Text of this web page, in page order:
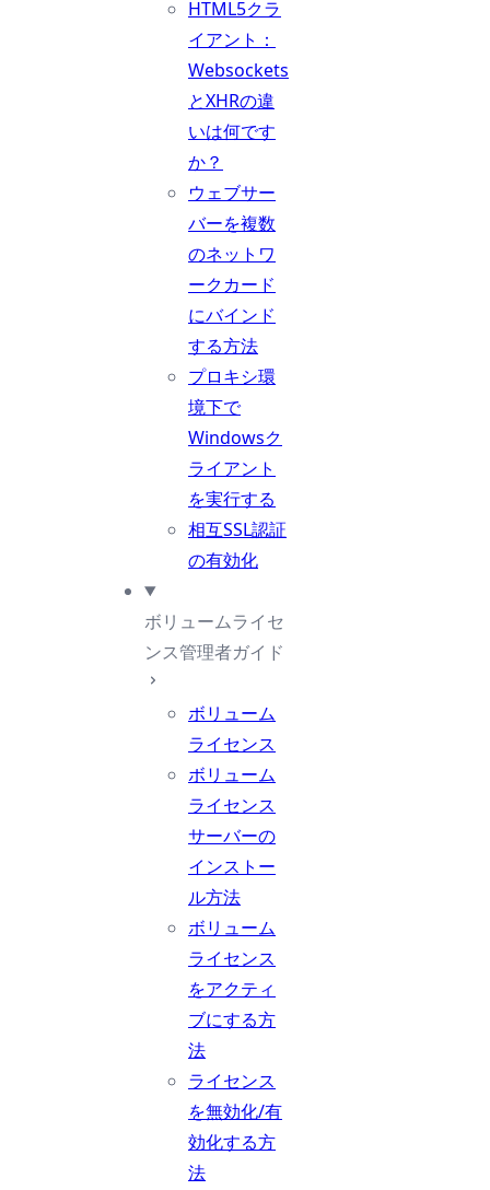
HTML5クラ
イアント：
Websockets
とXHRの違
いは何です
か？
ウェブサー
バーを複数
のネットワ
ークカード
にバインド
する方法
プロキシ環
境下で
Windowsク
ライアント
を実行する
相互SSL認証
の有効化
ボリュームライセ
ンス管理者ガイド
ボリューム
ライセンス
ボリューム
ライセンス
サーバーの
インストー
ル方法
ボリューム
ライセンス
をアクティ
ブにする方
法
ライセンス
を無効化/有
効化する方
法